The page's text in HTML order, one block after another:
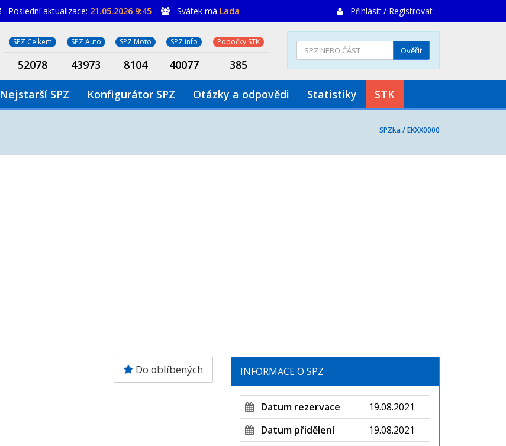
Poslední aktualizace: 21.05.2026 9:45 Svátek má Lada Přihlásit / Registrovat
SPZ Celkem SPZ Auto SPZ Moto SPZ info Pobočky STK
52078 43973 8104 40077 385
Ověřit
Nejstarší SPZ Konfigurátor SPZ Otázky a odpovědi Statistiky STK
SPZka /EKXX0000
Do oblíbených INFORMACE O SPZ
Datum rezervace
19.08.2021
Datum přidělení
19.08.2021